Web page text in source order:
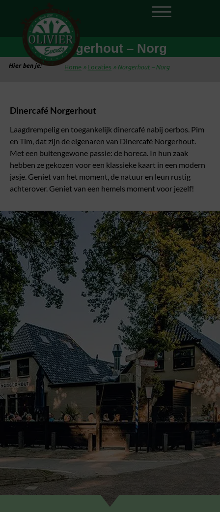
Norgerhout – Norg
Hier ben je: Home »Locaties »Norgerhout – Norg
Dinercafé Norgerhout
Laagdrempelig en toegankelijk dinercafé nabij oerbos. Pim
en Tim, dat zijn de eigenaren van Dinercafé Norgerhout.
Met een buitengewone passie: de horeca. In hun zaak
hebben ze gekozen voor een klassieke kaart in een modern
jasje. Geniet van het moment, de natuur en leun rustig
achterover. Geniet van een hemels moment voor jezelf!